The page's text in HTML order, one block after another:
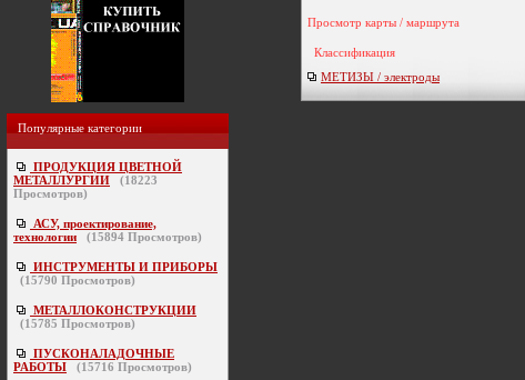
Популярные категории
ПРОДУКЦИЯ ЦВЕТНОЙ
МЕТАЛЛУРГИИ
(18223
Просмотров)
АСУ, проектирование,
технологии
(15894 Просмотров)
ИНСТРУМЕНТЫ И ПРИБОРЫ
(15790 Просмотров)
МЕТАЛЛОКОНСТРУКЦИИ
(15785 Просмотров)
ПУСКОНАЛАДОЧНЫЕ
РАБОТЫ
(15716 Просмотров)
Просмотр карты / маршрута
Классификация
МЕТИЗЫ / электроды